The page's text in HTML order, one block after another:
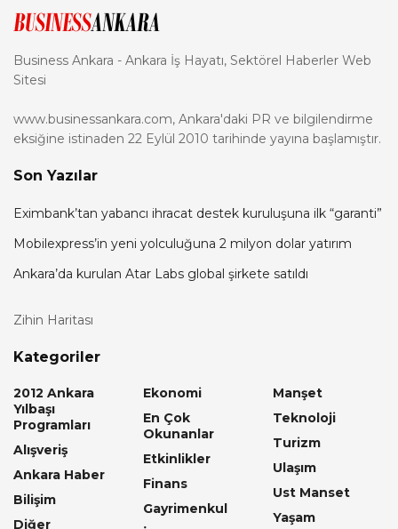
Business Ankara - Ankara İş Hayatı, Sektörel Haberler Web
Sitesi
www.businessankara.com, Ankara'daki PR ve bilgilendirme
eksiğine istinaden 22 Eylül 2010 tarihinde yayına başlamıştır.
Son Yazılar
Eximbank’tan yabancı ihracat destek kuruluşuna ilk “garanti”
Mobilexpress’in yeni yolculuğuna 2 milyon dolar yatırım
Ankara’da kurulan Atar Labs global şirkete satıldı
Zihin Haritası
Kategoriler
2012 Ankara
Yılbaşı
Programları
Alışveriş
Ankara Haber
Bilişim
Diğer
Ekonomi
En Çok
Okunanlar
Etkinlikler
Finans
Gayrimenkul
Manşet
Teknoloji
Turizm
Ulaşım
Ust Manset
Yaşam